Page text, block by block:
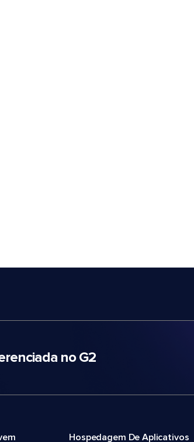
no G2
Hospedagem De Aplicativos